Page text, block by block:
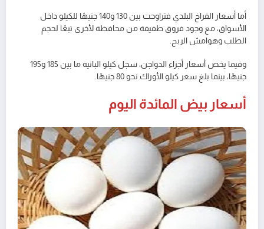
أما أسعار الفراخ البلدي فتراوحت بين 130 و140 جنيهًا للكيلو داخل
الأسواق، مع وجود فروق طفيفة من محافظة لأخرى تبعًا لحجم
الطلب وهوامش الربح.
وفيما يخص أسعار أجزاء الدواجن، سجل كيلو البانيه ما بين 185 و195
جنيهًا، بينما بلغ سعر كيلو الأوراك نحو 80 جنيهًا.
أسعار بيض المائدة اليوم